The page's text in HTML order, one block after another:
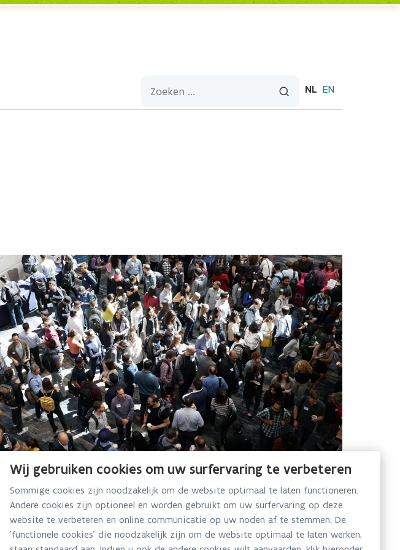
NL EN
Wij gebruiken cookies om uw surfervaring te verbeteren
Sommige cookies zijn noodzakelijk om de website optimaal te laten functioneren.
Andere cookies zijn optioneel en worden gebruikt om uw surfervaring op deze
website te verbeteren en online communicatie op uw noden af te stemmen. De
'functionele cookies' die noodzakelijk zijn om de website optimaal te laten werken,